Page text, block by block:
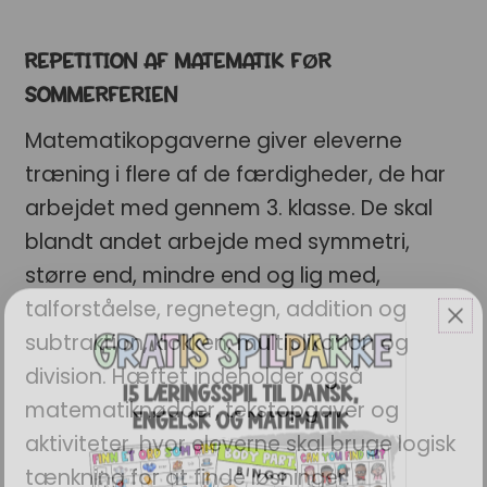
REPETITION AF MATEMATIK FØR
SOMMERFERIEN
Matematikopgaverne giver eleverne
træning i flere af de færdigheder, de har
arbejdet med gennem 3. klasse. De skal
blandt andet arbejde med symmetri,
større end, mindre end og lig med,
talforståelse, regnetegn, addition og
subtraktion, klokken, multiplikation og
division. Hæftet indeholder også
matematiknødder, tekstopgaver og
aktiviteter, hvor eleverne skal bruge logisk
tænkning for at finde løsninger.